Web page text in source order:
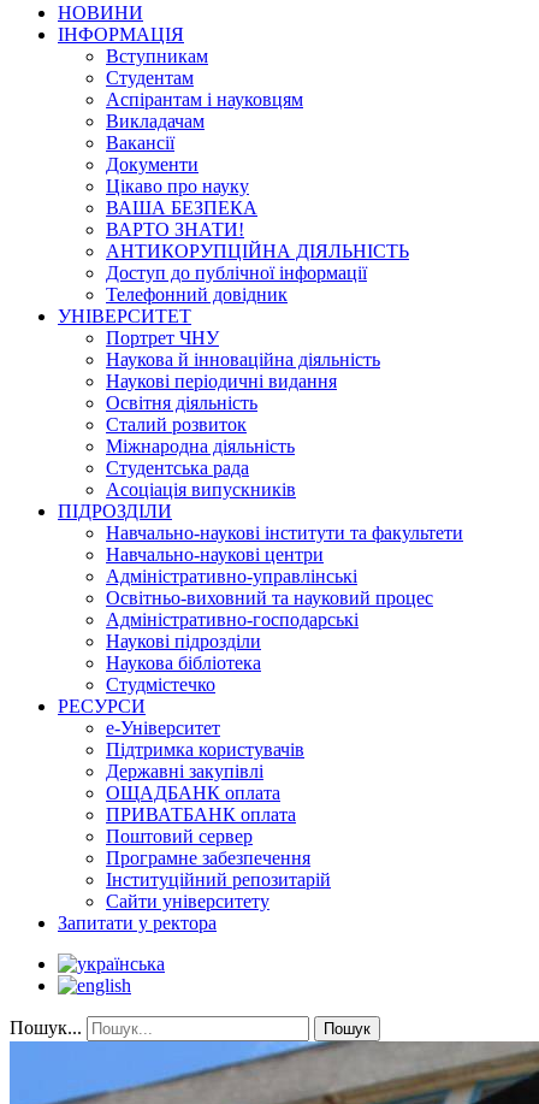
НОВИНИ
ІНФОРМАЦІЯ
Вступникам
Студентам
Аспірантам і науковцям
Викладачам
Вакансії
Документи
Цікаво про науку
ВАША БЕЗПЕКА
ВАРТО ЗНАТИ!
АНТИКОРУПЦІЙНА ДІЯЛЬНІСТЬ
Доступ до публічної інформації
Телефонний довідник
УНІВЕРСИТЕТ
Портрет ЧНУ
Наукова й інноваційна діяльність
Наукові періодичні видання
Освітня діяльність
Сталий розвиток
Міжнародна діяльність
Студентська рада
Асоціація випускників
ПІДРОЗДІЛИ
Навчально-наукові інститути та факультети
Навчально-наукові центри
Адміністративно-управлінські
Освітньо-виховний та науковий процес
Адміністративно-господарські
Наукові підрозділи
Наукова бібліотека
Студмістечко
РЕСУРСИ
е-Університет
Підтримка користувачів
Державні закупівлі
ОЩАДБАНК оплата
ПРИВАТБАНК оплата
Поштовий сервер
Програмне забезпечення
Інституційний репозитарій
Сайти університету
Запитати у ректора
Пошук... Пошук